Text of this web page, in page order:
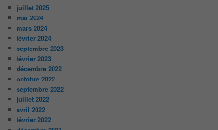
juillet 2025
mai 2024
mars 2024
février 2024
septembre 2023
février 2023
décembre 2022
octobre 2022
septembre 2022
juillet 2022
avril 2022
février 2022